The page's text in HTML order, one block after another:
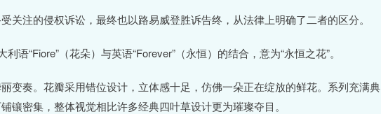
关注的侵权诉讼，最终也以路易威登胜诉告终，从法律上明确了二者的区分。
语“Fiore”（花朵）与英语“Forever”（永恒）的结合，意为“永恒之花”。
变奏。花瓣采用错位设计，立体感十足，仿佛一朵正在绽放的鲜花。系列充满典
镶密集，整体视觉相比许多经典四叶草设计更为璀璨夺目。